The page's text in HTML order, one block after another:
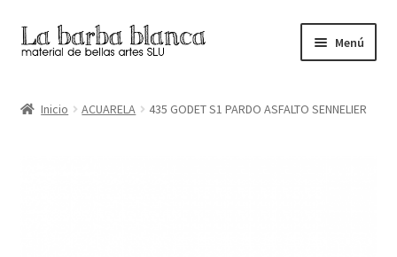
Ir
a
navegación
Ir
al
Menú
Inicio ACUARELA 435 GODET S1 PARDO ASFALTO SENNELIER